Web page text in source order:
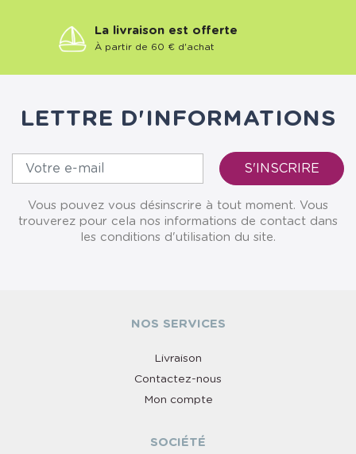
La livraison est offerte
À partir de 60 € d'achat
LETTRE D'INFORMATIONS
Vous pouvez vous désinscrire à tout moment. Vous
trouverez pour cela nos informations de contact dans
les conditions d'utilisation du site.
NOS SERVICES
Livraison
Contactez-nous
Mon compte
SOCIÉTÉ